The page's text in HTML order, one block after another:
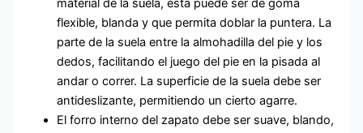
flexible, blanda y que permita doblar la puntera. La
parte de la suela entre la almohadilla del pie y los
dedos, facilitando el juego del pie en la pisada al
andar o correr. La superficie de la suela debe ser
antideslizante, permitiendo un cierto agarre.
El forro interno del zapato debe ser suave, blando,